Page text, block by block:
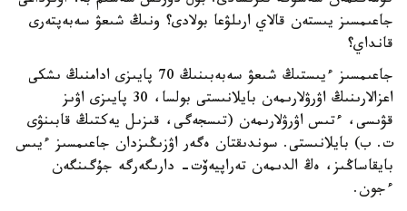
جاعىمسىز يىستەن قالاي ارىلۋعا بولادى؟ ونىڭ شىعۋ سەبەپتەرى
قانداي؟
جاعىمسىز ءيىستىڭ شىعۋ سەبەبىنىڭ 70 پايىزى ادامنىڭ ىشكى
اعزالارىنىڭ اۋرۋلارىمەن بايلانىستى بولسا، 30 پايىزى اۋىز
قۋىسى، ءتىس اۋرۋلارىمەن (تىسجەگى، قىزىل يەكتىڭ قابىنۋى
ت. ب) بايلانىستى. سوندىقتان ەگەر اۋزىڭىزدان جاعىمسىز ءيىس
بايقاساڭىز، ەڭ الدىمەن تەراپيەۆت- دارىگەرگە جۇگىنگەن
ءجون.